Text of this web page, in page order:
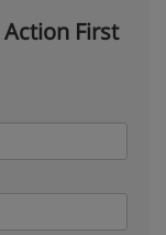
Action First